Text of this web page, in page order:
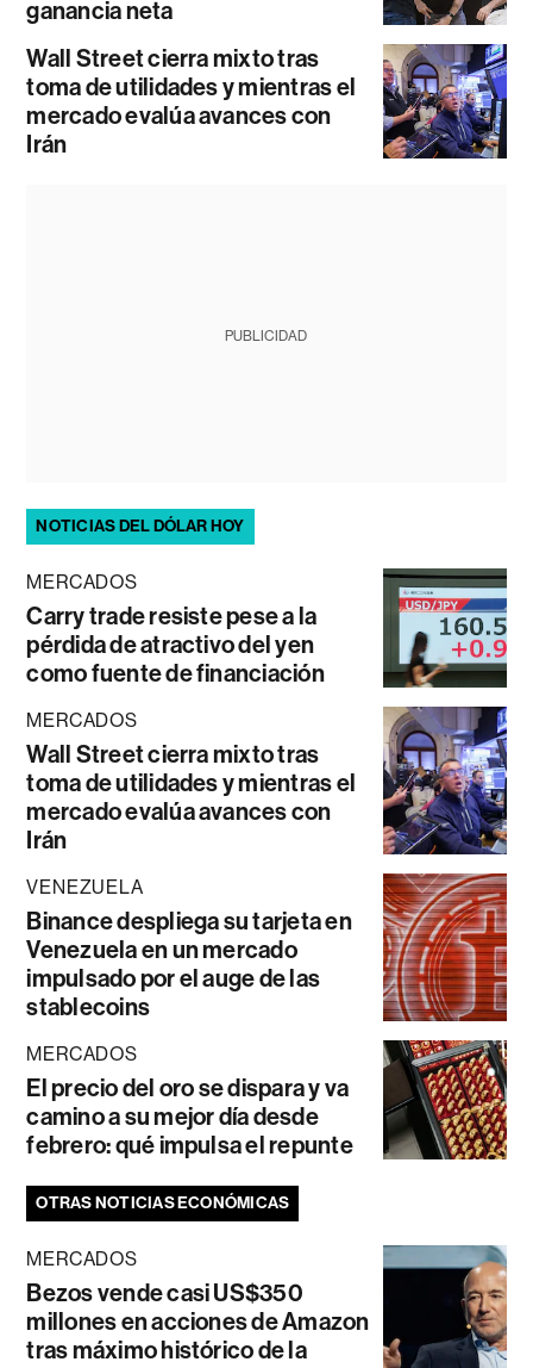
ganancia neta
Wall Street cierra mixto tras
toma de utilidades y mientras el
mercado evalúa avances con
Irán
PUBLICIDAD
NOTICIAS DEL DÓLAR HOY
MERCADOS
Carry trade resiste pese a la
pérdida de atractivo del yen
como fuente de financiación
MERCADOS
Wall Street cierra mixto tras
toma de utilidades y mientras el
mercado evalúa avances con
Irán
VENEZUELA
Binance despliega su tarjeta en
Venezuela en un mercado
impulsado por el auge de las
stablecoins
MERCADOS
El precio del oro se dispara y va
camino a su mejor día desde
febrero: qué impulsa el repunte
OTRAS NOTICIAS ECONÓMICAS
MERCADOS
Bezos vende casi US$350
millones en acciones de Amazon
tras máximo histórico de la